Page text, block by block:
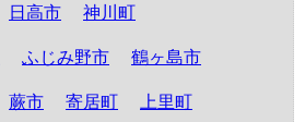
日高市 神川町
ふじみ野市 鶴ヶ島市
蕨市 寄居町 上里町